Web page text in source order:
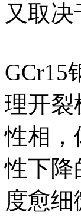
又取决
GCr15
理开裂
性相，
性下降
度愈